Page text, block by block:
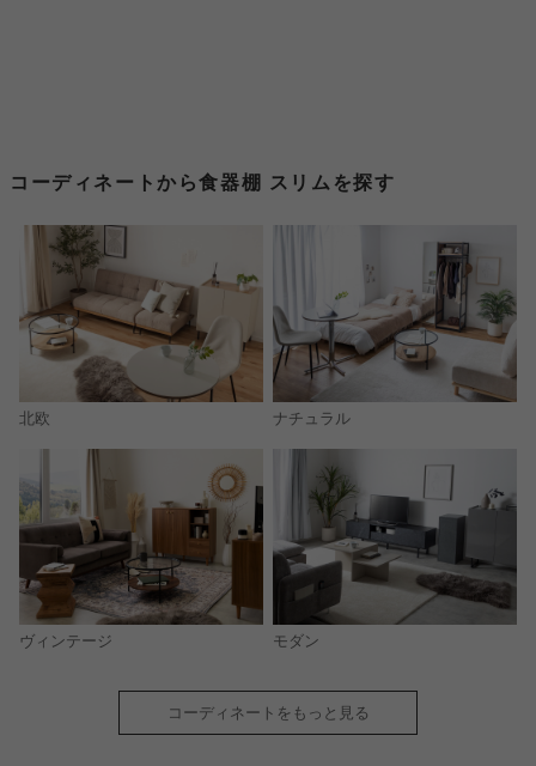
コーディネートから食器棚 スリムを探す
北欧 ナチュラル
ヴィンテージ モダン
コーディネートをもっと見る